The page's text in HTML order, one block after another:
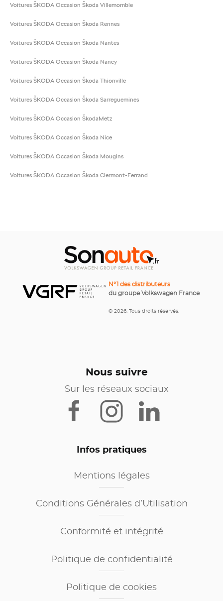
Voitures ŠKODA Occasion Škoda Villemomble
Voitures ŠKODA Occasion Škoda Rennes
Voitures ŠKODA Occasion Škoda Nantes
Voitures ŠKODA Occasion Škoda Nancy
Voitures ŠKODA Occasion Škoda Thionville
Voitures ŠKODA Occasion Škoda Sarreguemines
Voitures ŠKODA Occasion ŠkodaMetz
Voitures ŠKODA Occasion Škoda Nice
Voitures ŠKODA Occasion Škoda Mougins
Voitures ŠKODA Occasion Škoda Clermont-Ferrand
N°1 des distributeurs
du groupe Volkswagen France
© 2026. Tous droits réservés.
Nous suivre
Sur les réseaux sociaux
Infos pratiques
Mentions légales
Conditions Générales d’Utilisation
Conformité et intégrité
Politique de confidentialité
Politique de cookies